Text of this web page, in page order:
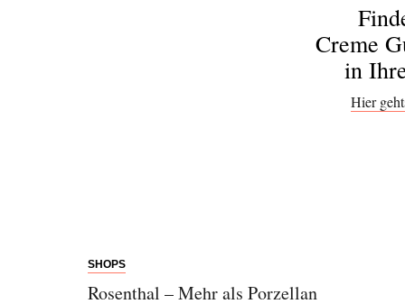
Creme
in
Hier
SHOPS
Rosenthal – Mehr als Porzellan